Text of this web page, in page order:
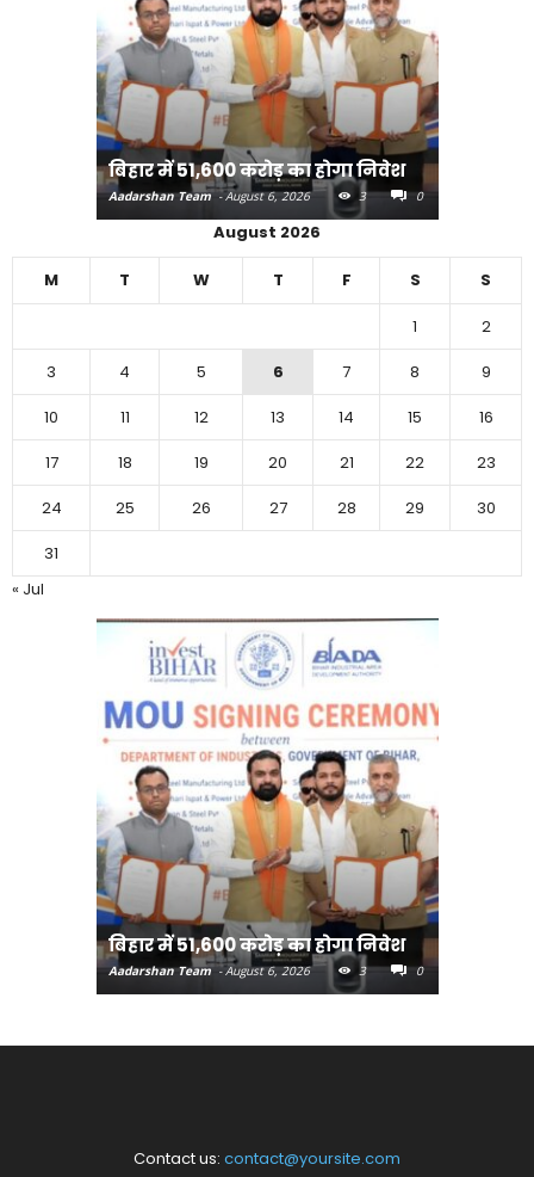
बिहार में 51,600 करोड़ का होगा निवेश
Aadarshan Team - August 6, 2026 3 0
August 2026
M T W T F S S
1
2
3
4 5 6 7 8
9
10
11 12 13 14 15
16
17
18 19 20 21 22
23
24
25 26 27 28 29
30
31
« Jul
बिहार में 51,600 करोड़ का होगा निवेश
Aadarshan Team - August 6, 2026 3 0
Contact us: contact@yoursite.com